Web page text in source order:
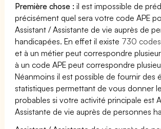
Première chose : il est impossible de
précisément quel sera votre code APE
Assistant / Assistante de vie auprès de
handicapées. En effet il existe 730 codes
et à un métier peut correspondre
à un code APE peut correspondre
Néanmoins il est possible de fournir des
statistiques permettant de vous donner
probables si votre activité principale est
Assistante de vie auprès de personnes